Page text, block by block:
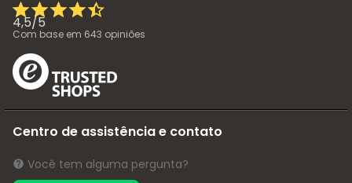
4,5/5
Com base em 643 opiniões
Centro de assistência e contato
Você tem alguma pergunta?